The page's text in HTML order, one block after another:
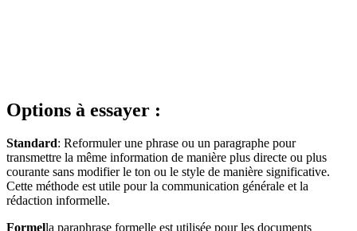
Options à essayer :
Standard: Reformuler une phrase ou un paragraphe pour
transmettre la même information de manière plus directe ou plus
courante sans modifier le ton ou le style de manière significative.
Cette méthode est utile pour la communication générale et la
rédaction informelle.
Formella paraphrase formelle est utilisée pour les documents